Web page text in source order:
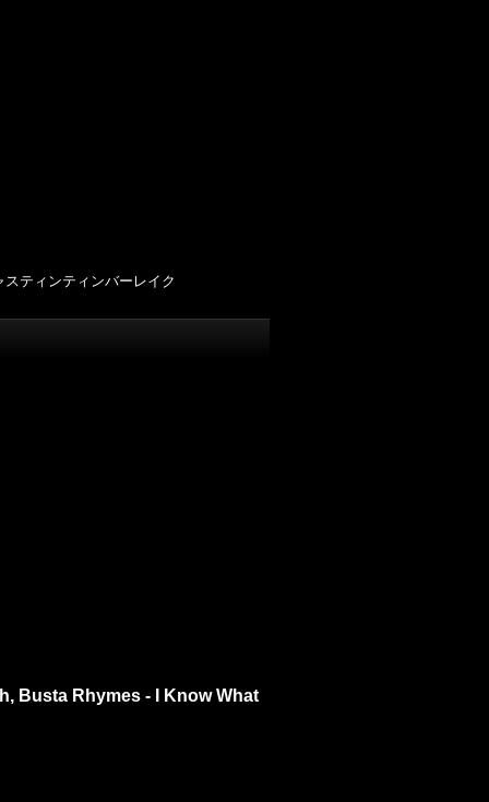
ティンティンバーレイク
Busta Rhymes - I Know What